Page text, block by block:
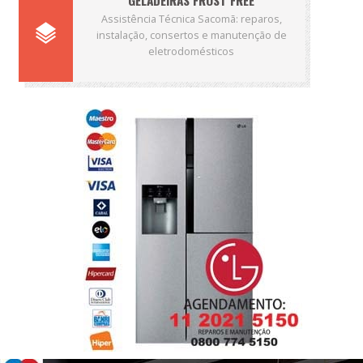
Assistência Técnica Sacomã: reparos,
instalação, consertos e manutenção de
eletrodomésticos